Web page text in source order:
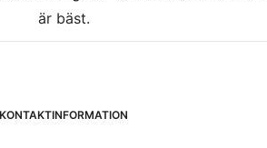
är bäst.
KONTAKTINFORMATION